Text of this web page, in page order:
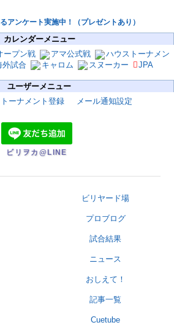
アンケート実施中！（プレゼントあり）
カレンダーメニュー
ープン戦 アマ公式戦
ハウストーナメン
外試合 キャロム スヌーカー JPA
ユーザーメニュー
ーナメント登録 メール通知設定
ビリヲカ@LINE
ビリヤード場
プロブログ
試合結果
ニュース
おしえて！
記事一覧
Cuetube